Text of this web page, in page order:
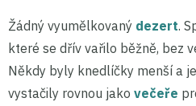
Žádný vyumělkovaný dezert.
které se dřív vařilo běžně, bez
Někdy byly knedlíčky menší a
vystačily rovnou jako večeře